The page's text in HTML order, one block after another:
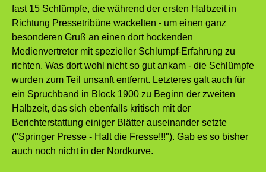
fast 15 Schlümpfe, die während der ersten Halbzeit in
Richtung Pressetribüne wackelten - um einen ganz
besonderen Gruß an einen dort hockenden
Medienvertreter mit spezieller Schlumpf-Erfahrung zu
richten. Was dort wohl nicht so gut ankam - die Schlümpfe
wurden zum Teil unsanft entfernt. Letzteres galt auch für
ein Spruchband in Block 1900 zu Beginn der zweiten
Halbzeit, das sich ebenfalls kritisch mit der
Berichterstattung einiger Blätter auseinander setzte
("Springer Presse - Halt die Fresse!!!"). Gab es so bisher
auch noch nicht in der Nordkurve.